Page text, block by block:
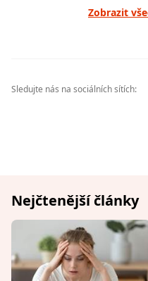
Zobrazit
Sledujte nás na sociálních sítích:
Nejčtenější články